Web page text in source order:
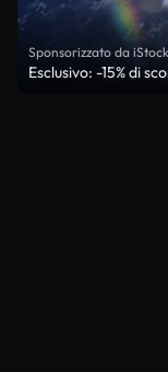
Sponsorizzato da iStock
Esclusivo: -15% di